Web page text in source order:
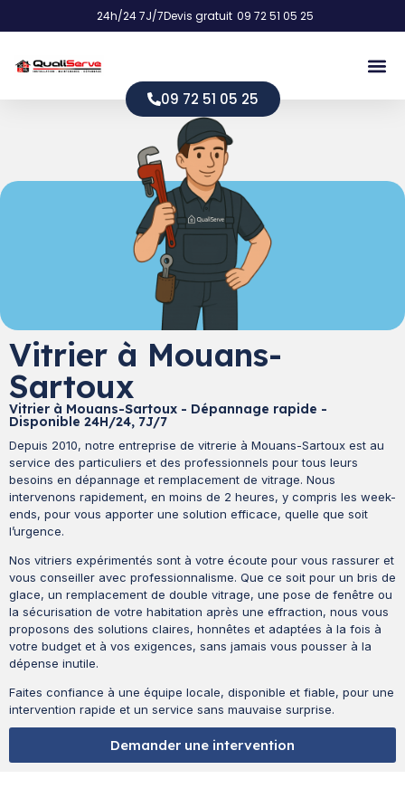
24h/24 7J/7Devis gratuit 09 72 51 05 25
09 72 51 05 25
Vitrier à Mouans-
Sartoux
Vitrier à Mouans-Sartoux - Dépannage rapide -
Disponible 24H/24, 7J/7
Depuis 2010, notre entreprise de vitrerie à Mouans-Sartoux est au
service des particuliers et des professionnels pour tous leurs
besoins en dépannage et remplacement de vitrage. Nous
intervenons rapidement, en moins de 2 heures, y compris les week-
ends, pour vous apporter une solution efficace, quelle que soit
l’urgence.
Nos vitriers expérimentés sont à votre écoute pour vous rassurer et
vous conseiller avec professionnalisme. Que ce soit pour un bris de
glace, un remplacement de double vitrage, une pose de fenêtre ou
la sécurisation de votre habitation après une effraction, nous vous
proposons des solutions claires, honnêtes et adaptées à la fois à
votre budget et à vos exigences, sans jamais vous pousser à la
dépense inutile.
Faites confiance à une équipe locale, disponible et fiable, pour une
intervention rapide et un service sans mauvaise surprise.
Demander une intervention